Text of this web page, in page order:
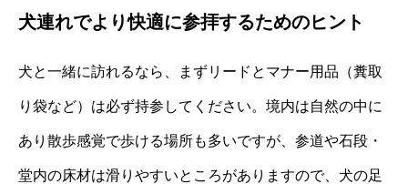
犬連れでより快適に参拝するためのヒント
犬と一緒に訪れるなら、まずリードとマナー用品（糞取
り袋など）は必ず持参してください。境内は自然の中に
あり散歩感覚で歩ける場所も多いですが、参道や石段・
堂内の床材は滑りやすいところがありますので、犬の足